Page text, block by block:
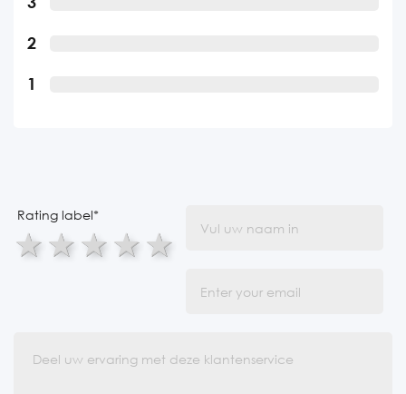
2
1
Rating label*
5 stars
4 stars
3 stars
2 stars
1 star